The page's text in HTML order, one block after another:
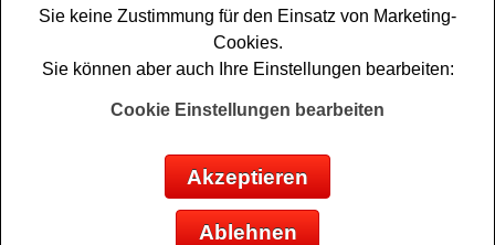
Die Teilnahme am Rewe Gewinnspiel mit Nuii gestaltet
sich denkbar einfach. Kaufen Sie eine Nuii 3x 90 ml
Multipackung in einem Rewe Markt oder beim Rewe
Lieferservice. Fotografieren Sie anschließend Ihren
Nach dem erfolgreichen Upload nehmen Sie
automatisch an der Verlosung teil. Bitte bewahren Sie
den originalen Kassenbon auf, da er für die Teilnahme
Sie keine Zustimmung für den Einsatz von Marketing-
Cookies.
Sie können aber auch Ihre Einstellungen bearbeiten:
Cookie Einstellungen bearbeiten
Akzeptieren
Ablehnen